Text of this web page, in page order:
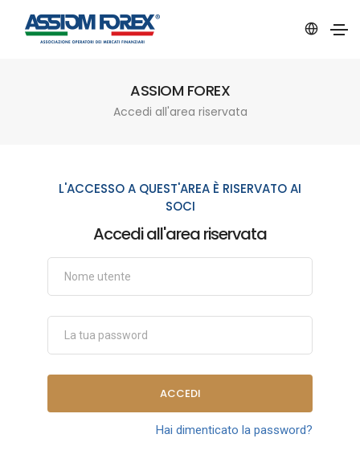
ASSIOM FOREX
Accedi all'area riservata
L'ACCESSO A QUEST'AREA È RISERVATO AI
SOCI
Accedi all'area riservata
ACCEDI
Hai dimenticato la password?